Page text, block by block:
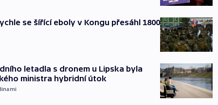
se šířící eboly v Kongu přesáhl 1800
letadla s dronem u Lipska byla
ministra hybridní útok